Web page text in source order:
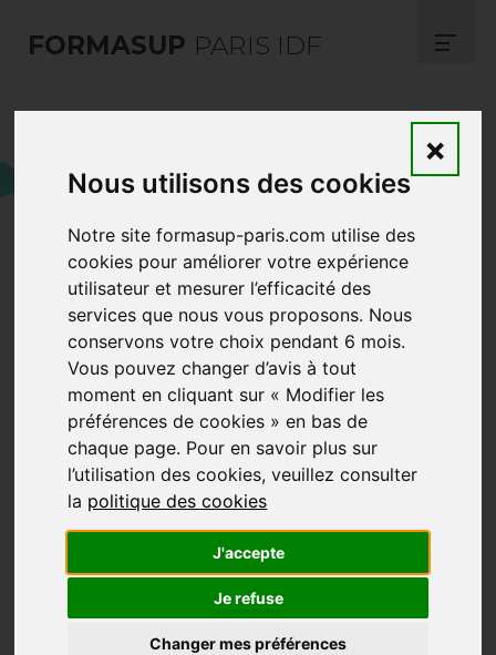
Nous utilisons des cookies
Notre site formasup-paris.com utilise des
cookies pour améliorer votre expérience
utilisateur et mesurer l’efficacité des
services que nous vous proposons. Nous
conservons votre choix pendant 6 mois.
Vous pouvez changer d’avis à tout
moment en cliquant sur « Modifier les
préférences de cookies » en bas de
chaque page. Pour en savoir plus sur
l’utilisation des cookies, veuillez consulter
la politique des cookies
J'accepte
Je refuse
Changer mes préférences
×
FORMASUP PARIS IDF
nous rejoint : l'Université